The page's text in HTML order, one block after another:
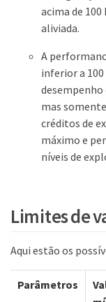
acima de
aliviada.
A
inferior a
desempenho
mas
créditos de
máximo e
níveis de
Limites de
Aqui estão os
Parâmetros